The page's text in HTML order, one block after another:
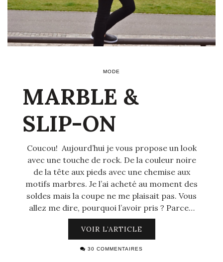
MODE
MARBLE &
SLIP-ON
Coucou! Aujourd’hui je vous propose un look
avec une touche de rock. De la couleur noire
de la tête aux pieds avec une chemise aux
motifs marbres. Je l’ai acheté au moment des
soldes mais la coupe ne me plaisait pas. Vous
allez me dire, pourquoi l’avoir pris ? Parce…
VOIR L’ARTICLE
30 COMMENTAIRES